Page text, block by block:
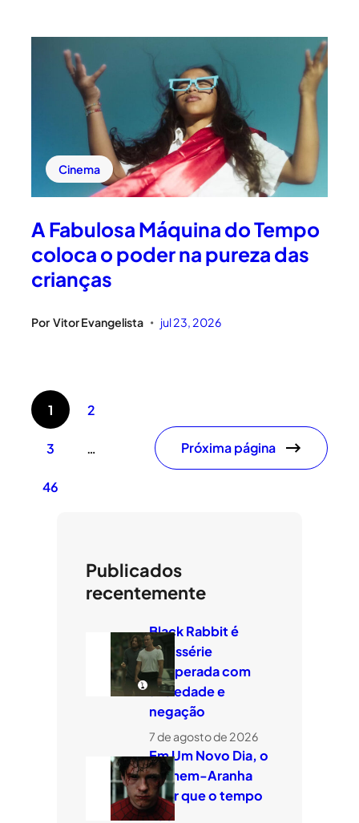
Cinema
A Fabulosa Máquina do Tempo
coloca o poder na pureza das
crianças
Por Vitor Evangelista • jul 23, 2026
1 2
3 …
46
Próxima página
Publicados
recentemente
Black Rabbit é
minissérie
temperada com
ansiedade e
negação
7 de agosto de 2026
Em Um Novo Dia, o
Homem-Aranha
quer que o tempo
voe